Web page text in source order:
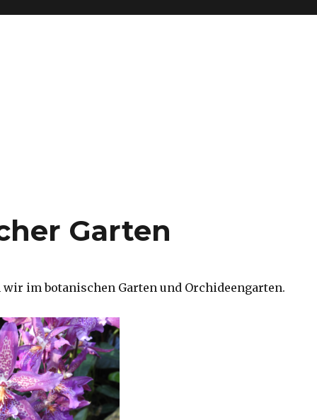
Garten
im botanischen Garten und Orchideengarten.